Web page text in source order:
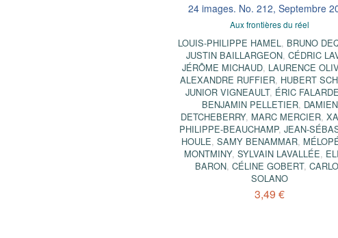
24 images. No. 212, Septembre
Aux frontières du réel
LOUIS-PHILIPPE HAMEL , BRUNO
JUSTIN BAILLARGEON, CÉDRIC
JÉRÔME MICHAUD, LAURENCE
ALEXANDRE RUFFIER, HUBERT
JUNIOR VIGNEAULT, ÉRIC
BENJAMIN PELLETIER, DAMIEN
DETCHEBERRY, MARC MERCIER,
PHILIPPE-BEAUCHAMP, JEAN-
HOULE,SAMY BENAMMAR,
MONTMINY, SYLVAIN LAVALLÉE,
BARON, CÉLINE GOBERT,
SOLANO
3,49 €